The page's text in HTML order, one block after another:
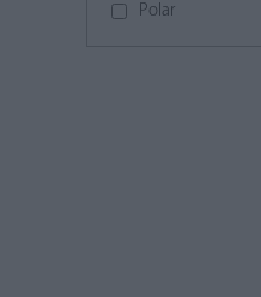
Polar